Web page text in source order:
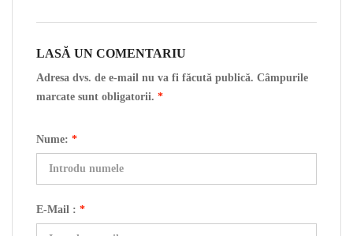
LASĂ UN COMENTARIU
Adresa dvs. de e-mail nu va fi făcută publică. Câmpurile
marcate sunt obligatorii. *
Nume: *
E-Mail : *